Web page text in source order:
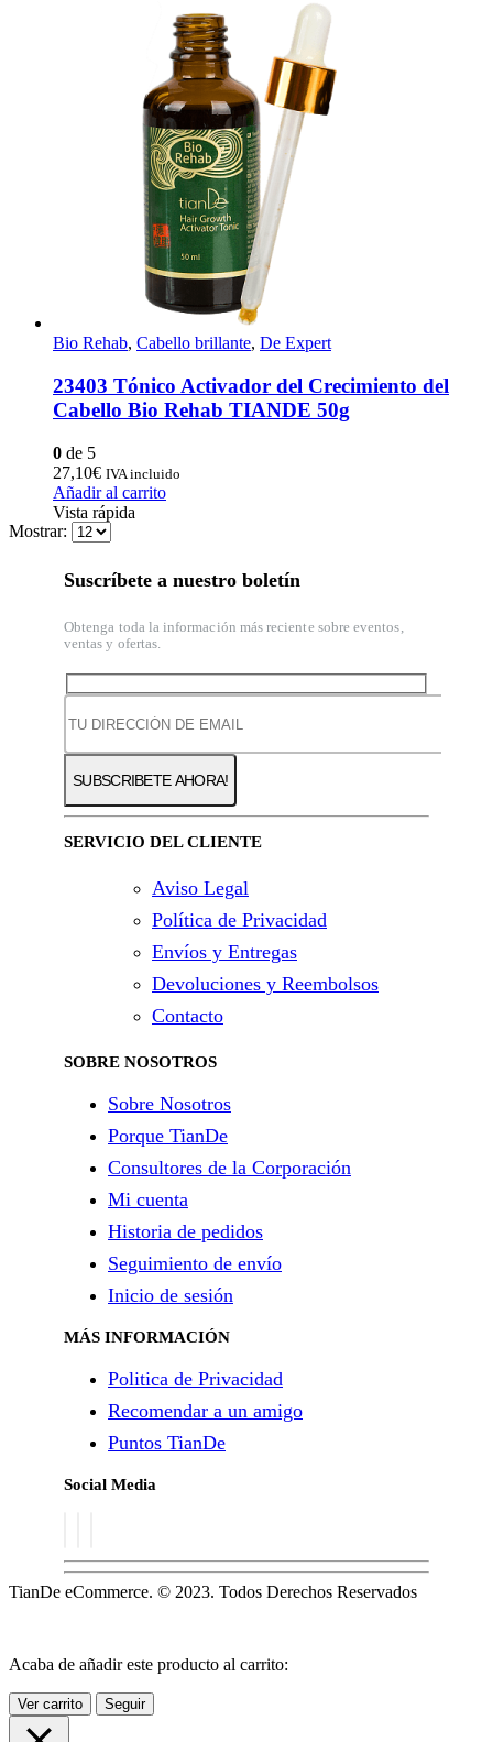
Bio Rehab, Cabello brillante, De Expert
23403 Tónico Activador del Crecimiento del
Cabello Bio Rehab TIANDE 50g
0 de 5
27,10€ IVA incluido
Añadir al carrito
Vista rápida
Mostrar:
Suscríbete a nuestro boletín
Obtenga toda la información más reciente sobre eventos,
ventas y ofertas.
SERVICIO DEL CLIENTE
Aviso Legal
Política de Privacidad
Envíos y Entregas
Devoluciones y Reembolsos
Contacto
SOBRE NOSOTROS
Sobre Nosotros
Porque TianDe
Consultores de la Corporación
Mi cuenta
Historia de pedidos
Seguimiento de envío
Inicio de sesión
MÁS INFORMACIÓN
Politica de Privacidad
Recomendar a un amigo
Puntos TianDe
Social Media
TianDe eCommerce. © 2023. Todos Derechos Reservados
Acaba de añadir este producto al carrito:
Ver carrito Seguir